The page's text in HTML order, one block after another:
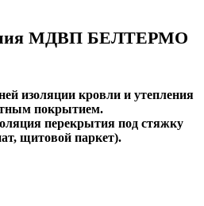
МДВП БЕЛТЕРМО
изоляции кровли и утепления
покрытием.
перекрытия под стяжку
щитовой паркет).